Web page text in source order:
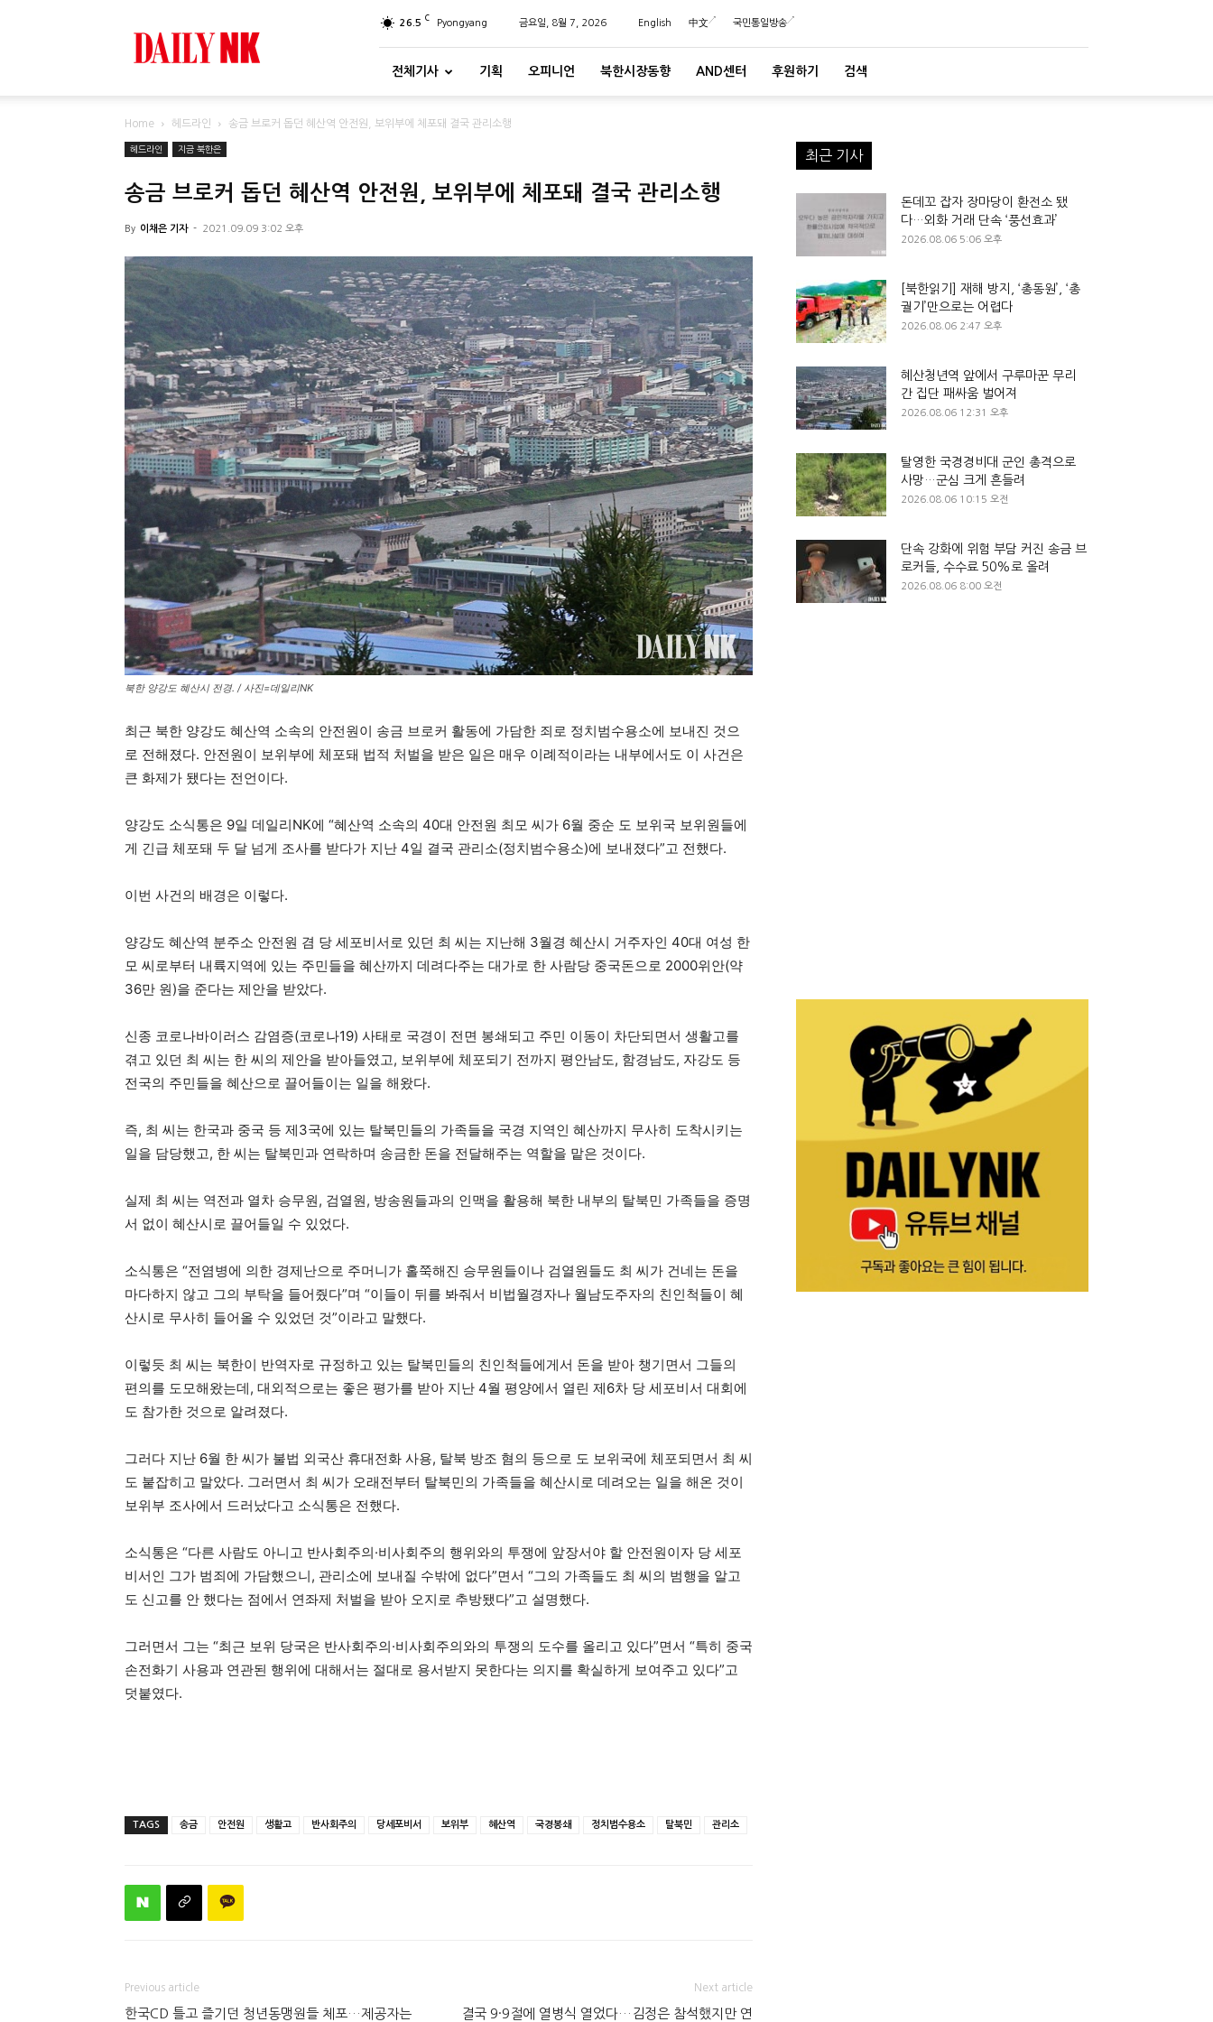
26.5 C Pyongyang 금요일, 8월 7, 2026 English 中文 국민통일방송
전체기사 기획 오피니언 북한시장동향 AND센터 후원하기 검색
Home 헤드라인 송금 브로커 돕던 혜산역 안전원, 보위부에 체포돼 결국 관리소행
헤드라인 지금 북한은
송금 브로커 돕던 혜산역 안전원, 보위부에 체포돼 결국 관리소행
By 이채은 기자 - 2021.09.09 3:02 오후
북한 양강도 혜산시 전경. / 사진=데일리NK
최근 북한 양강도 혜산역 소속의 안전원이 송금 브로커 활동에 가담한 죄로 정치범수용소에 보내진 것으
로 전해졌다. 안전원이 보위부에 체포돼 법적 처벌을 받은 일은 매우 이례적이라는 내부에서도 이 사건은
큰 화제가 됐다는 전언이다.
양강도 소식통은 9일 데일리NK에 “혜산역 소속의 40대 안전원 최모 씨가 6월 중순 도 보위국 보위원들에
게 긴급 체포돼 두 달 넘게 조사를 받다가 지난 4일 결국 관리소(정치범수용소)에 보내졌다”고 전했다.
이번 사건의 배경은 이렇다.
양강도 혜산역 분주소 안전원 겸 당 세포비서로 있던 최 씨는 지난해 3월경 혜산시 거주자인 40대 여성 한
모 씨로부터 내륙지역에 있는 주민들을 혜산까지 데려다주는 대가로 한 사람당 중국돈으로 2000위안(약
36만 원)을 준다는 제안을 받았다.
신종 코로나바이러스 감염증(코로나19) 사태로 국경이 전면 봉쇄되고 주민 이동이 차단되면서 생활고를
겪고 있던 최 씨는 한 씨의 제안을 받아들였고, 보위부에 체포되기 전까지 평안남도, 함경남도, 자강도 등
전국의 주민들을 혜산으로 끌어들이는 일을 해왔다.
즉, 최 씨는 한국과 중국 등 제3국에 있는 탈북민들의 가족들을 국경 지역인 혜산까지 무사히 도착시키는
일을 담당했고, 한 씨는 탈북민과 연락하며 송금한 돈을 전달해주는 역할을 맡은 것이다.
실제 최 씨는 역전과 열차 승무원, 검열원, 방송원들과의 인맥을 활용해 북한 내부의 탈북민 가족들을 증명
서 없이 혜산시로 끌어들일 수 있었다.
소식통은 “전염병에 의한 경제난으로 주머니가 홀쭉해진 승무원들이나 검열원들도 최 씨가 건네는 돈을
마다하지 않고 그의 부탁을 들어줬다”며 “이들이 뒤를 봐줘서 비법월경자나 월남도주자의 친인척들이 혜
산시로 무사히 들어올 수 있었던 것”이라고 말했다.
이렇듯 최 씨는 북한이 반역자로 규정하고 있는 탈북민들의 친인척들에게서 돈을 받아 챙기면서 그들의
편의를 도모해왔는데, 대외적으로는 좋은 평가를 받아 지난 4월 평양에서 열린 제6차 당 세포비서 대회에
도 참가한 것으로 알려졌다.
그러다 지난 6월 한 씨가 불법 외국산 휴대전화 사용, 탈북 방조 혐의 등으로 도 보위국에 체포되면서 최 씨
도 붙잡히고 말았다. 그러면서 최 씨가 오래전부터 탈북민의 가족들을 혜산시로 데려오는 일을 해온 것이
보위부 조사에서 드러났다고 소식통은 전했다.
소식통은 “다른 사람도 아니고 반사회주의·비사회주의 행위와의 투쟁에 앞장서야 할 안전원이자 당 세포
비서인 그가 범죄에 가담했으니, 관리소에 보내질 수밖에 없다”면서 “그의 가족들도 최 씨의 범행을 알고
도 신고를 안 했다는 점에서 연좌제 처벌을 받아 오지로 추방됐다”고 설명했다.
그러면서 그는 “최근 보위 당국은 반사회주의·비사회주의와의 투쟁의 도수를 올리고 있다”면서 “특히 중국
손전화기 사용과 연관된 행위에 대해서는 절대로 용서받지 못한다는 의지를 확실하게 보여주고 있다”고
덧붙였다.
TAGS 송금 안전원 생활고 반사회주의 당세포비서 보위부 혜산역 국경봉쇄 정치범수용소 탈북민 관리소
Previous article
한국CD 틀고 즐기던 청년동맹원들 체포…제공자는
Next article
결국 9·9절에 열병식 열었다…김정은 참석했지만 연
최근 기사
돈데꼬 잡자 장마당이 환전소 됐
다…외화 거래 단속 ‘풍선효과’
2026.08.06 5:06 오후
[북한읽기] 재해 방지, ‘총동원’, ‘총
궐기’만으로는 어렵다
2026.08.06 2:47 오후
혜산청년역 앞에서 구루마꾼 무리
간 집단 패싸움 벌어져
2026.08.06 12:31 오후
탈영한 국경경비대 군인 총격으로
사망…군심 크게 흔들려
2026.08.06 10:15 오전
단속 강화에 위험 부담 커진 송금 브
로커들, 수수료 50%로 올려
2026.08.06 8:00 오전